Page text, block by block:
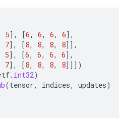
5] , [6, 6, 6, 6] ,
7] , [8, 8, 8, 8]] ,
5] , [6, 6, 6, 6] ,
7] , [8, 8, 8, 8]]] )
tf. int32)
(tensor, indices, updates)